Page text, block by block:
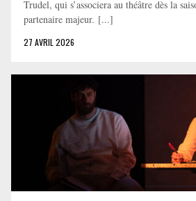
Trudel, qui s’associera au théâtre dès la
partenaire majeur. [...]
27 AVRIL 2026